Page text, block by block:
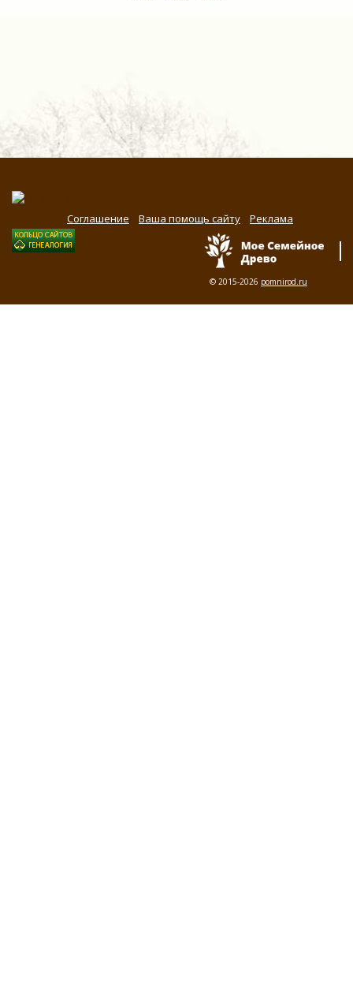
Соглашение Ваша помощь сайту Реклама
© 2015-2026 pomnirod.ru